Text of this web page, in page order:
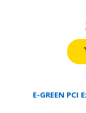
E-GREEN